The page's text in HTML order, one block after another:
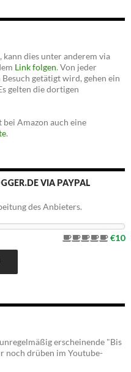
dies unter anderem via
Link folgen. Von jeder
getätigt wird, gehen ein
gelten die dortigen
Amazon auch eine
.
VIA PAYPAL
des Anbieters.
€10
erscheinende "Bis
noch drüben im Youtube-